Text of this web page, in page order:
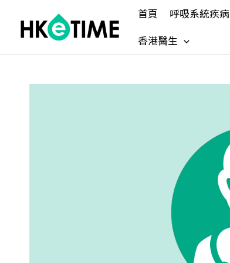
content
首頁 呼吸系統疾病
香港醫生